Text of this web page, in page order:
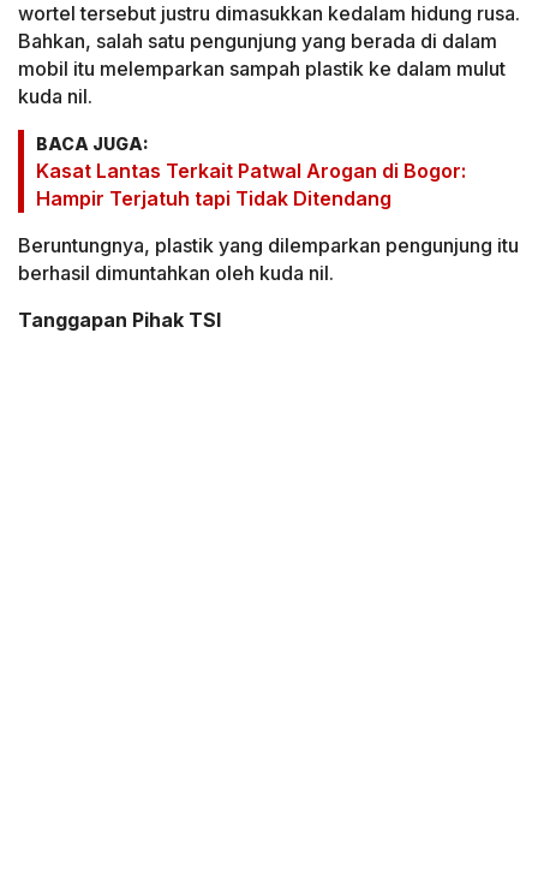
wortel tersebut justru dimasukkan kedalam hidung rusa.
Bahkan, salah satu pengunjung yang berada di dalam
mobil itu melemparkan sampah plastik ke dalam mulut
kuda nil.
BACA JUGA:
Kasat Lantas Terkait Patwal Arogan di Bogor:
Hampir Terjatuh tapi Tidak Ditendang
Beruntungnya, plastik yang dilemparkan pengunjung itu
berhasil dimuntahkan oleh kuda nil.
Tanggapan Pihak TSI